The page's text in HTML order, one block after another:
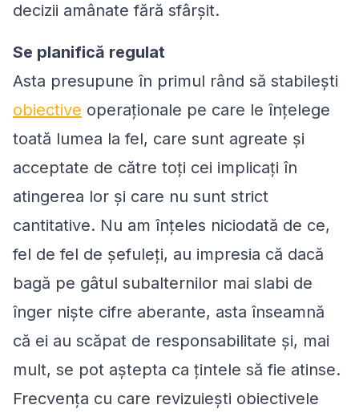
decizii amânate fără sfârșit.
Se planifică regulat
Asta presupune în primul rând să stabilești
obiective operaționale pe care le înțelege
toată lumea la fel, care sunt agreate și
acceptate de către toți cei implicați în
atingerea lor și care nu sunt strict
cantitative. Nu am înțeles niciodată de ce,
fel de fel de șefuleți, au impresia că dacă
bagă pe gâtul subalternilor mai slabi de
înger niște cifre aberante, asta înseamnă
că ei au scăpat de responsabilitate și, mai
mult, se pot aștepta ca țintele să fie atinse.
Frecvența cu care revizuiești obiectivele